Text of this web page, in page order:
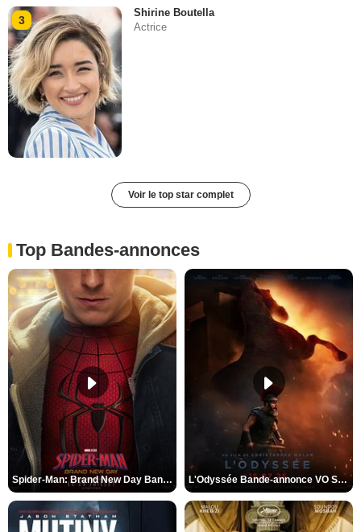
3
Shirine Boutella
Actrice
Voir le top star complet
Top Bandes-annonces
Spider-Man: Brand New Day Bande-annonce VO STFR L'Odyssée Bande-annonce VO STFR